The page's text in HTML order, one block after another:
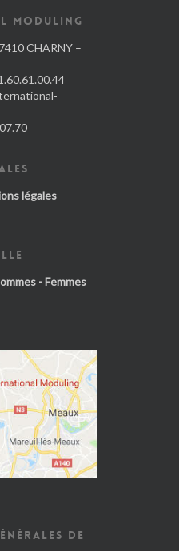
MODULING
CHARNY –
légales
- Femmes
DE